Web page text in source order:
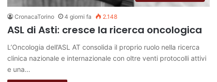
CronacaTorino 4 giorni fa 2.148
ASL di Asti: cresce la ricerca oncologica
L’Oncologia dell’ASL AT consolida il proprio ruolo nella ricerca
clinica nazionale e internazionale con oltre venti protocolli attivi
e una…